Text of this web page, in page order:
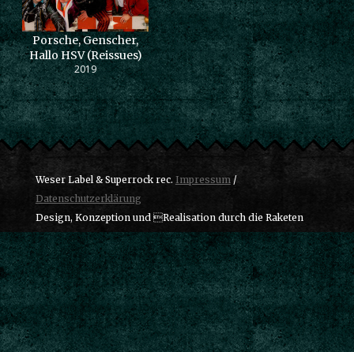
Porsche, Genscher,
Hallo HSV (Reissues)
2019
Weser Label & Superrock rec. Impressum/
Datenschutzerklärung
Design, Konzeption und Realisation durch die Raketen